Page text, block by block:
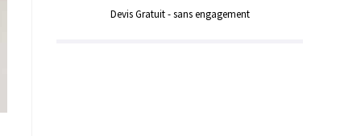
Devis Gratuit - sans engagement